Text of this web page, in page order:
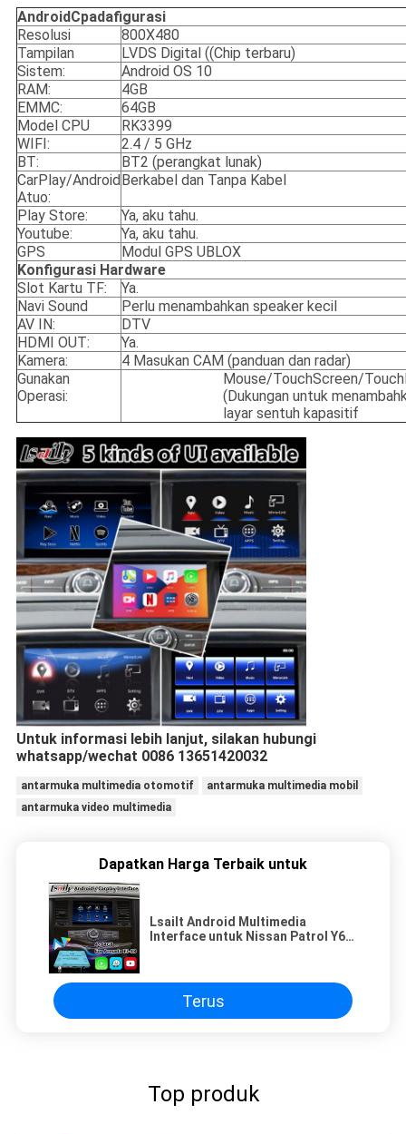
AndroidCpadafigurasi
Resolusi
800X480
Tampilan
LVDS Digital ((Chip terbaru)
Sistem:
Android OS 10
RAM:
4GB
EMMC:
64GB
Model CPU
RK3399
WIFI:
2.4 / 5 GHz
BT:
BT2 (perangkat lunak)
CarPlay/Android
Atuo:
Berkabel dan Tanpa Kabel
Play Store:
Ya, aku tahu.
Youtube:
Ya, aku tahu.
GPS
Modul GPS UBLOX
Konfigurasi Hardware
Slot Kartu TF:
Ya.
Navi Sound
Perlu menambahkan speaker kecil
AV IN:
DTV
HDMI OUT:
Ya.
Kamera:
4 Masukan CAM (panduan dan radar)
Gunakan
Operasi:
Mouse/TouchScreen/
(Dukungan untuk
layar sentuh kapasitif
Untuk informasi lebih lanjut, silakan hubungi
whatsapp/wechat 0086 13651420032
antarmuka multimedia otomotif
antarmuka multimedia mobil
antarmuka video multimedia
Dapatkan Harga Terbaik untuk
Lsailt Android Multimedia
Interface untuk Nissan Patrol Y62
Terus
Top produk